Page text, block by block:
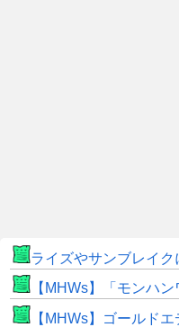
ライズやサンブレイクにいたモ
【MHWs】「モンハンワイルズはSwitch2
【MHWs】ゴールドエディション